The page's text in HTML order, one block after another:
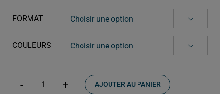
prix :
à
FORMAT 
COULEURS 
quantité
AJOUTER AU PANIER